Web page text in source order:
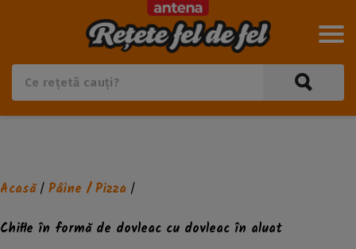
Acasă/ Pâine / Pizza /
Chifle în formă de dovleac cu dovleac în aluat